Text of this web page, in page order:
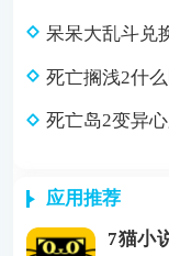
呆呆大乱斗兑
死亡搁浅2什
死亡岛2变异
应用推荐
7猫小